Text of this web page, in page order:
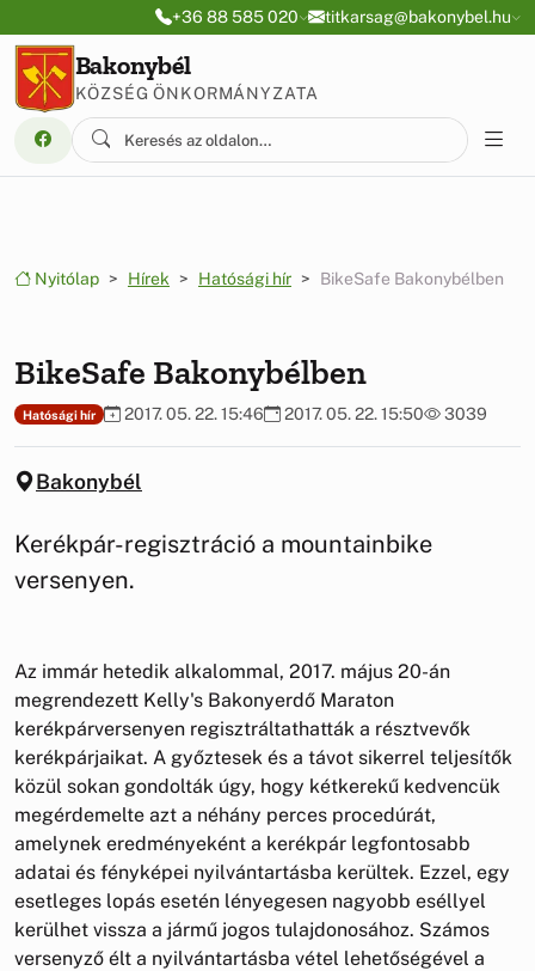
Ugrás a menüre
Ugrás a tartalomra+36 88 585 020 titkarsag@bakonybel.hu
Bakonybél
KÖZSÉG ÖNKORMÁNYZATA
Nyitólap Hírek Hatósági hír BikeSafe Bakonybélben
BikeSafe Bakonybélben
Hatósági hír 2017. 05. 22. 15:46 2017. 05. 22. 15:50 3039
Bakonybél
Kerékpár-regisztráció a mountainbike
versenyen.
Az immár hetedik alkalommal, 2017. május 20-án
megrendezett Kelly's Bakonyerdő Maraton
kerékpárversenyen regisztráltathatták a résztvevők
kerékpárjaikat. A győztesek és a távot sikerrel teljesítők
közül sokan gondolták úgy, hogy kétkerekű kedvencük
megérdemelte azt a néhány perces procedúrát,
amelynek eredményeként a kerékpár legfontosabb
adatai és fényképei nyilvántartásba kerültek. Ezzel, egy
esetleges lopás esetén lényegesen nagyobb eséllyel
kerülhet vissza a jármű jogos tulajdonosához. Számos
versenyző élt a nyilvántartásba vétel lehetőségével a